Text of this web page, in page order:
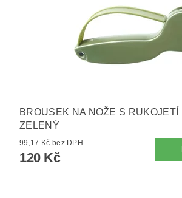
BROUSEK NA NOŽE S RUKOJETÍ
ZELENÝ
99,17 Kč bez DPH
120 Kč